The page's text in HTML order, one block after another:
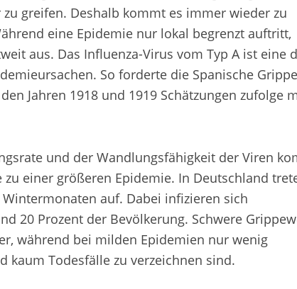
greifen. Deshalb kommt es immer wieder zu
eine Epidemie nur lokal begrenzt auftritt,
aus. Das Influenza-Virus vom Typ A ist eine
So forderte die Spanische
Jahren 1918 und 1919 Schätzungen zufolge
und der Wandlungsfähigkeit der Viren
zu einer größeren Epidemie. In Deutschland
auf. Dabei infizieren sich
20 Prozent der Bevölkerung. Schwere
während bei milden Epidemien nur wenig
kaum Todesfälle zu verzeichnen sind.